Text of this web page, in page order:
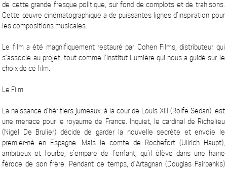
de cette grande fresque politique, sur fond de complots et de trahisons.
Cette œuvre cinématographique a de puissantes lignes d’inspiration pour
les compositions musicales.
Le film a été magnifiquement restauré par Cohen Films, distributeur qui
s’associe au projet, tout comme l’Institut Lumière qui nous a guidé sur le
choix de ce film.
Le Film
La naissance d’héritiers jumeaux, à la cour de Louis XIII (Rolfe Sedan), est
une menace pour le royaume de France. Inquiet, le cardinal de Richelieu
(Nigel De Brulier) décide de garder la nouvelle secrète et envoie le
premier-né en Espagne. Mais le comte de Rochefort (Ullrich Haupt),
ambitieux et fourbe, s’empare de l’enfant, qu’il élève dans une haine
féroce de son frère. Pendant ce temps, d’Artagnan (Douglas Fairbanks)